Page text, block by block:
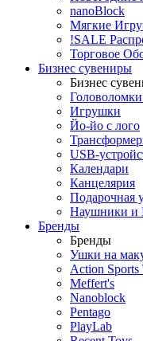
nanoBlock
Мягкие
!SALE
Торговое
Бизнес сувениры
Бизнес
Игрушки
Йо-йо с лого
USB-
Календари
Канцелярия
Подарочная
Наушники и
Бренды
Бренды
Ушки на
Action Sports
Meffert's
Nanoblock
Pentago
PlayLab